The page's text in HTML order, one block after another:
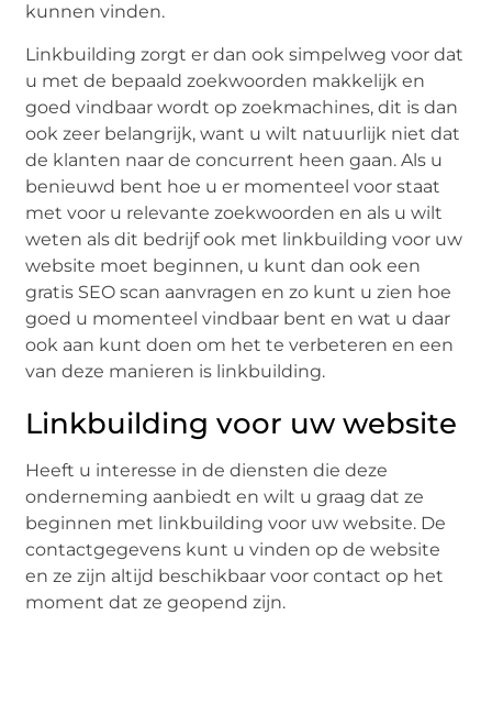
kunnen vinden.
Linkbuilding zorgt er dan ook simpelweg voor dat
u met de bepaald zoekwoorden makkelijk en
goed vindbaar wordt op zoekmachines, dit is dan
ook zeer belangrijk, want u wilt natuurlijk niet dat
de klanten naar de concurrent heen gaan. Als u
benieuwd bent hoe u er momenteel voor staat
met voor u relevante zoekwoorden en als u wilt
weten als dit bedrijf ook met linkbuilding voor uw
website moet beginnen, u kunt dan ook een
gratis SEO scan aanvragen en zo kunt u zien hoe
goed u momenteel vindbaar bent en wat u daar
ook aan kunt doen om het te verbeteren en een
van deze manieren is linkbuilding.
Linkbuilding voor uw website
Heeft u interesse in de diensten die deze
onderneming aanbiedt en wilt u graag dat ze
beginnen met linkbuilding voor uw website. De
contactgegevens kunt u vinden op de website
en ze zijn altijd beschikbaar voor contact op het
moment dat ze geopend zijn.